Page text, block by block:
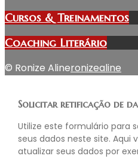
Cursos & Treinamentos
Coaching Literário
© Ronize Alineronizealine
Solicitar retificação de
Utilize este formulário para
seus dados neste site. Aqui
atualizar seus dados por